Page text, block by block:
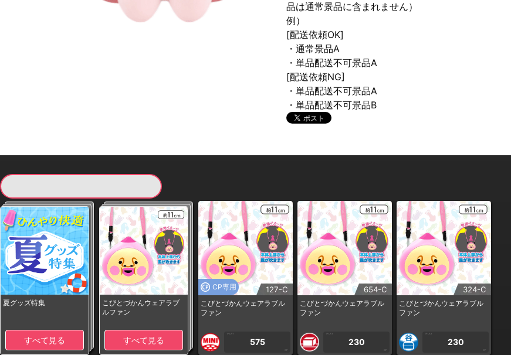
品は通常景品に含まれません）
例）
[配送依頼OK]
・通常景品A
・単品配送不可景品A
[配送依頼NG]
・単品配送不可景品A
・単品配送不可景品B
夏グッズ特集
すべて見る
こびとづかんウェアラブ
ルファン
すべて見る
CP専用 127-C
こびとづかんウェアラブル
ファン
1PLAY
575
CP
654-C
こびとづかんウェアラブル
ファン
1PLAY
230
CP
324-C
こびとづかんウェアラブル
ファン
1PLAY
230
CP